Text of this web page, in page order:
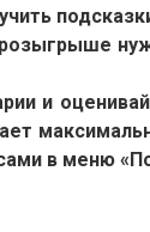
и
в меню